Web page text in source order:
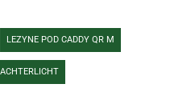
LEZYNE POD CADDY QR M